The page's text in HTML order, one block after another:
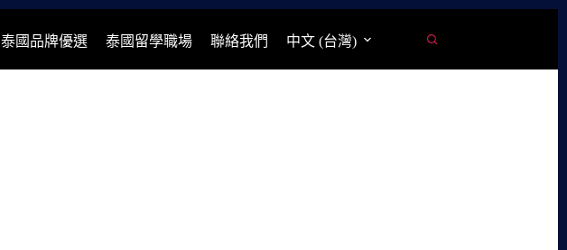
泰國品牌優選 泰國留學職場 聯絡我們 中文 (台灣)